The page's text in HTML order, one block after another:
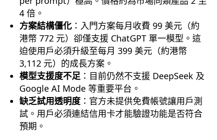
4 倍。
方案結構僵化 ：入門方案每月收費 99 美元（約
港幣 772 元）卻僅支援 ChatGPT 單一模型。這
迫使用戶必須升級至每月 399 美元（約港幣
3,112 元）的成長方案。
模型支援度不足：目前仍然不支援 DeepSeek 及
Google AI Mode 等重要平台。
缺乏試用透明度：官方未提供免費帳號讓用戶測
試。用戶必須連結信用卡才能驗證功能是否符合
預期。